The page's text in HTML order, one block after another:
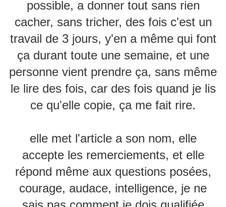
possible, a donner tout sans rien
cacher, sans tricher, des fois c'est un
travail de 3 jours, y'en a même qui font
ça durant toute une semaine, et une
personne vient prendre ça, sans même
le lire des fois, car des fois quand je lis
ce qu'elle copie, ça me fait rire.
elle met l'article a son nom, elle
accepte les remerciements, et elle
répond même aux questions posées,
courage, audace, intelligence, je ne